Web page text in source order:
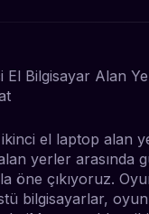
el laptop alan
yerler arasında
öne çıkıyoruz.
bilgisayarlar, oyun